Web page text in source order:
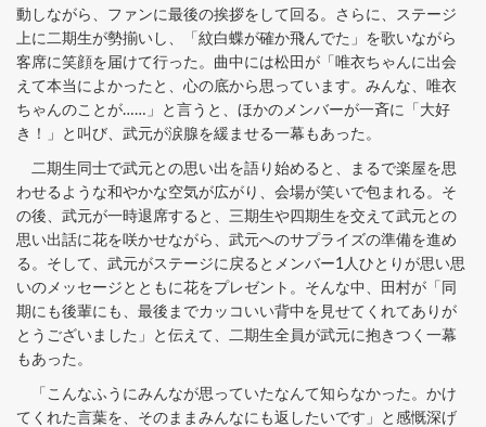
動しながら、ファンに最後の挨拶をして回る。さらに、ステージ
上に二期生が勢揃いし、「紋白蝶が確か飛んでた」を歌いながら
客席に笑顔を届けて行った。曲中には松田が「唯衣ちゃんに出会
えて本当によかったと、心の底から思っています。みんな、唯衣
ちゃんのことが……」と言うと、ほかのメンバーが一斉に「大好
き！」と叫び、武元が涙腺を緩ませる一幕もあった。
二期生同士で武元との思い出を語り始めると、まるで楽屋を思
わせるような和やかな空気が広がり、会場が笑いで包まれる。そ
の後、武元が一時退席すると、三期生や四期生を交えて武元との
思い出話に花を咲かせながら、武元へのサプライズの準備を進め
る。そして、武元がステージに戻るとメンバー1人ひとりが思い思
いのメッセージとともに花をプレゼント。そんな中、田村が「同
期にも後輩にも、最後までカッコいい背中を見せてくれてありが
とうございました」と伝えて、二期生全員が武元に抱きつく一幕
もあった。
「こんなふうにみんなが思っていたなんて知らなかった。かけ
てくれた言葉を、そのままみんなにも返したいです」と感慨深げ